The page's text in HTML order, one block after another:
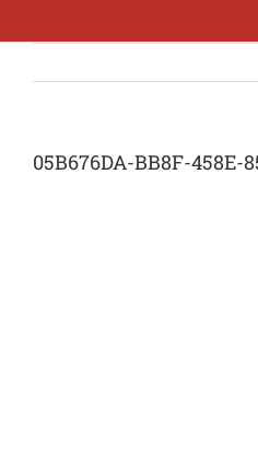
05B676DA-BB8F-458E-